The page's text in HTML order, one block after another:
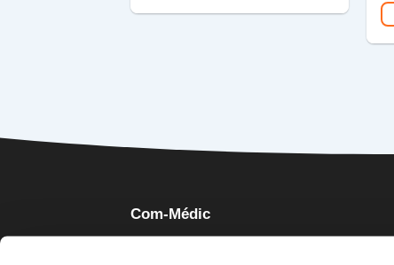
Com-Médic